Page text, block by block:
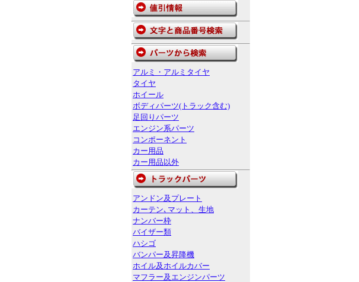
アルミ・アルミタイヤ
タイヤ
ホイール
ボディパーツ(トラック含む)
足回りパーツ
エンジン系パーツ
コンポーネント
カー用品
カー用品以外
アンドン及プレート
カーテン､マット、生地
ナンバー枠
バイザー類
ハシゴ
バンパー及昇降機
ホイル及ホイルカバー
マフラー及エンジンパーツ